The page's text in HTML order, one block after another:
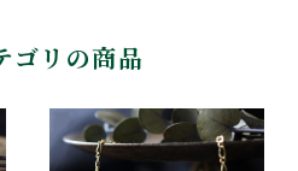
ゴリの商品